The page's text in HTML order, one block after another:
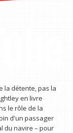
la détente, pas la
en livre
le rôle de la
d'un passager
du navire – pour